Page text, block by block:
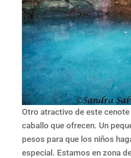
Otro atractivo de este
caballo que ofrecen. Un
pesos para que los niños
especial. Estamos en zona